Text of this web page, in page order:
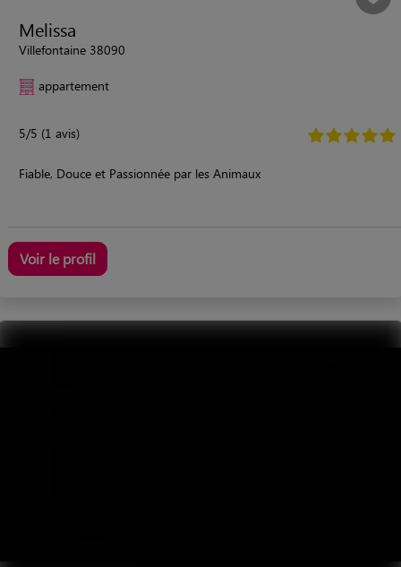
Melissa
Villefontaine 38090
appartement
5/5 (1 avis)
Fiable, Douce et Passionnée par les Animaux
Voir le profil